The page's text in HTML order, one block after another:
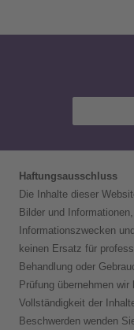
Haftungsausschluss
Die Inhalte dieser
Bilder und
Informationszwecken
keinen Ersatz für
Behandlung oder
Prüfung übernehmen
Vollständigkeit der
Beschwerden wenden